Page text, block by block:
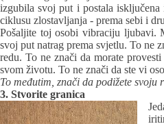
izgubila svoj ​​put i postala
ciklusu zlostavljanja - prema sebi i
Pošaljite toj osobi vibraciju ljubavi.
svoj ​​put natrag prema svjetlu. To ne
redu. To ne znači da morate
svom životu. To ne znači da ste vi
To međutim, znači da podižete svoju
3. Stvorite granica